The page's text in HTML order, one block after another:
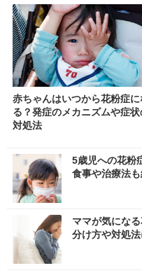
赤ちゃんはいつから花粉症に
る？発症のメカニズムや症状
対処法
5歳児への花粉
食事や治療法
ママが気にな
分け方や対処